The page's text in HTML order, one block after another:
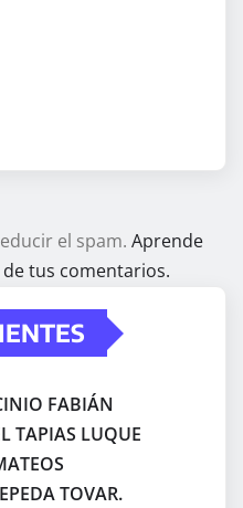
el spam. Aprende
tus comentarios.
FABIÁN
TAPIAS LUQUE
TOVAR.